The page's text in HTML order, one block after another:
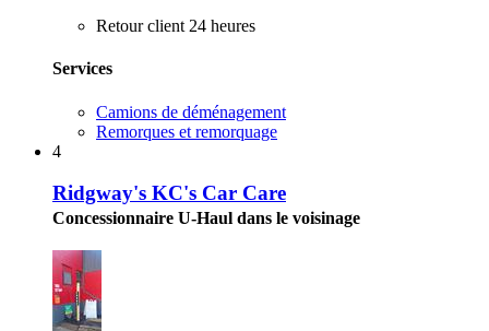
Retour client 24 heures
Services
Camions de déménagement
Remorques et remorquage
4
Ridgway's KC's Car Care
Concessionnaire U-Haul dans le voisinage